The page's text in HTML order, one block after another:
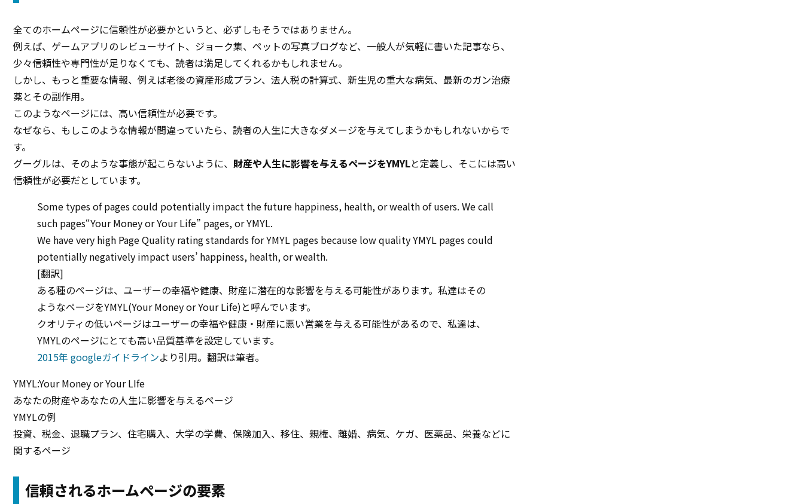
全てのホームページに信頼性が必要かというと、必ずしもそうではありません。
例えば、ゲームアプリのレビューサイト、ジョーク集、ペットの写真ブログなど、一般人が気軽に書いた記事なら、
少々信頼性や専門性が足りなくても、読者は満足してくれるかもしれません。
しかし、もっと重要な情報、例えば老後の資産形成プラン、法人税の計算式、新生児の重大な病気、最新のガン治療
薬とその副作用。
このようなページには、高い信頼性が必要です。
なぜなら、もしこのような情報が間違っていたら、読者の人生に大きなダメージを与えてしまうかもしれないからで
す。
グーグルは、そのような事態が起こらないように、 財産や人生に影響を与えるページをYMYLと定義し、そこには高い
信頼性が必要だとしています。
Some types of pages could potentially impact the future happiness, health, or wealth of users. We call
such pages“Your Money or Your Life” pages, or YMYL.
We have very high Page Quality rating standards for YMYL pages because low quality YMYL pages could
potentially negatively impact users’ happiness, health, or wealth.
[翻訳]
ある種のページは、ユーザーの幸福や健康、財産に潜在的な影響を与える可能性があります。私達はその
ようなページをYMYL(Your Money or Your Life)と呼んでいます。
クオリティの低いページはユーザーの幸福や健康・財産に悪い営業を与える可能性があるので、私達は、
YMYLのページにとても高い品質基準を設定しています。
2015年 googleガイドラインより引用。翻訳は筆者。
YMYL:Your Money or Your LIfe
あなたの財産やあなたの人生に影響を与えるページ
YMYLの例
投資、税金、退職プラン、住宅購入、大学の学費、保険加入、移住、親権、離婚、病気、ケガ、医薬品、栄養などに
関するページ
信頼されるホームページの要素